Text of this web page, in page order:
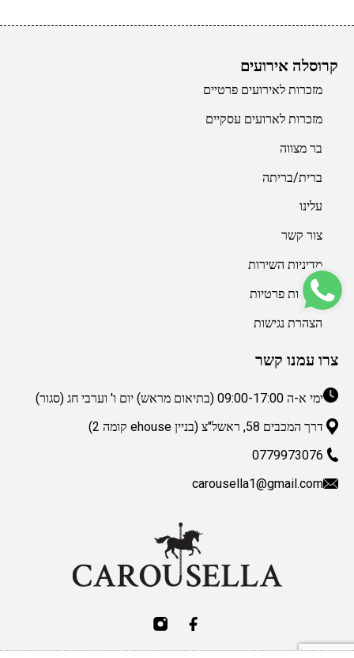
קרוסלה אירועים
מזכרות לאירועים פרטיים
מזכרות לארועים עסקיים
בר מצווה
ברית/בריתה
עלינו
צור קשר
מדיניות השירות
מדיניות פרטיות
הצהרת נגישות
צרו עמנו קשר
ימי א-ה 09:00-17:00 (בתיאום מראש) יום ו' וערבי חג (סגור)
דרך המכבים 58, ראשל"צ (בניין ehouse קומה 2)
0779973076
carousella1@gmail.com